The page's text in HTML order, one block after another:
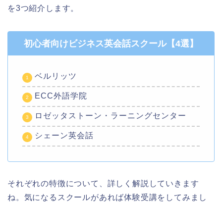
を3つ紹介します。
初心者向けビジネス英会話スクール【4選】
ベルリッツ
ECC外語学院
ロゼッタストーン・ラーニングセンター
シェーン英会話
それぞれの特徴について、詳しく解説していきます
ね。気になるスクールがあれば体験受講をしてみまし